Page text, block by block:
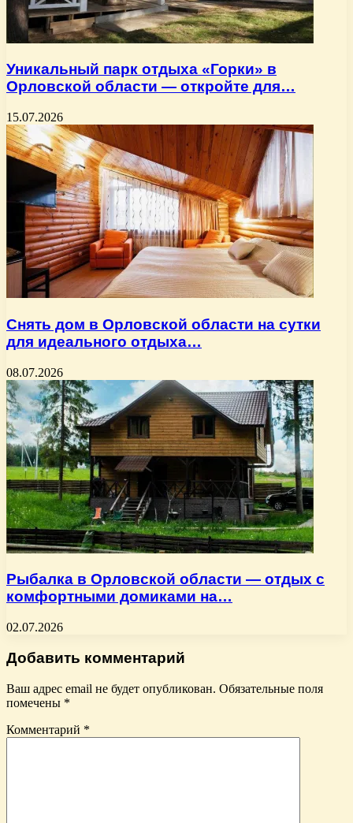
Уникальный парк отдыха «Горки» в
Орловской области — откройте для…
15.07.2026
Снять дом в Орловской области на сутки
для идеального отдыха…
08.07.2026
Рыбалка в Орловской области — отдых с
комфортными домиками на…
02.07.2026
Добавить комментарий
Ваш адрес email не будет опубликован. Обязательные поля
помечены *
Комментарий *